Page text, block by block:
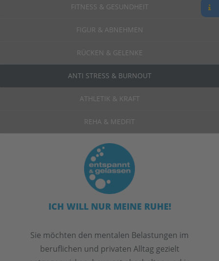
FITNESS & GESUNDHEIT
FIGUR & ABNEHMEN
RÜCKEN & GELENKE
ANTI STRESS & BURNOUT
ATHLETIK & KRAFT
REHA & MEDFIT
ICH WILL NUR MEINE RUHE!
Sie möchten den mentalen Belastungen im
beruflichen und privaten Alltag gezielt